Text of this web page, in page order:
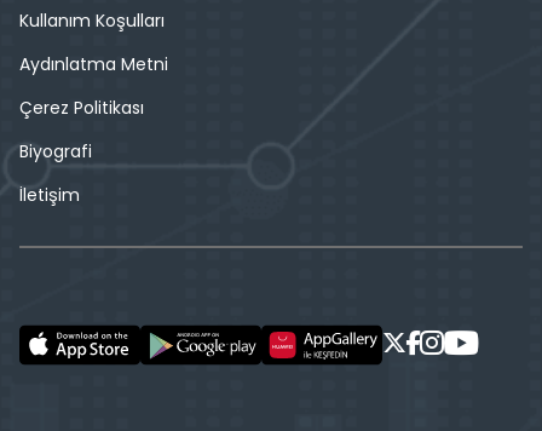
Kullanım Koşulları
Aydınlatma Metni
Çerez Politikası
Biyografi
İletişim